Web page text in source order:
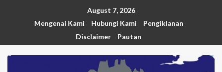
August 7, 2026
Mengenai Kami
Hubungi Kami
Pengiklanan
Disclaimer
Pautan